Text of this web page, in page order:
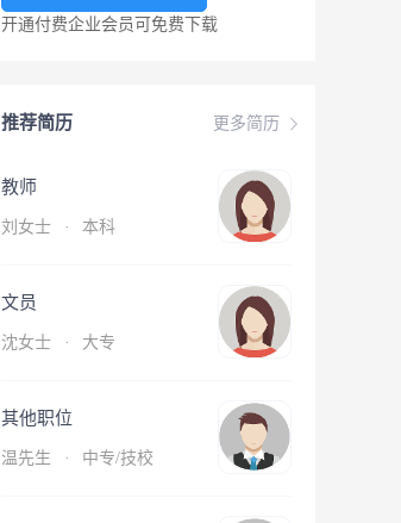
开通付费企业会员可免费下载
更多简历
推荐简历
教师
刘女士 · 本科
文员
沈女士 · 大专
其他职位
温先生 · 中专/技校